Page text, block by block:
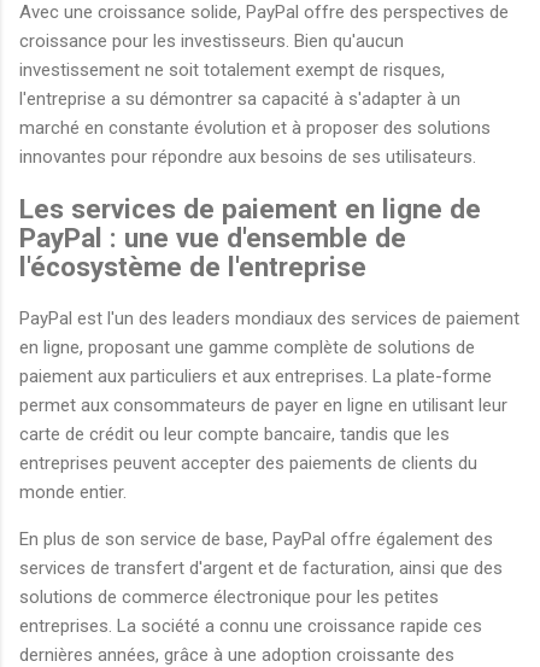
Avec une croissance solide, PayPal offre des perspectives de
croissance pour les investisseurs. Bien qu'aucun
investissement ne soit totalement exempt de risques,
l'entreprise a su démontrer sa capacité à s'adapter à un
marché en constante évolution et à proposer des solutions
innovantes pour répondre aux besoins de ses utilisateurs.
Les services de paiement en ligne de
PayPal : une vue d'ensemble de
l'écosystème de l'entreprise
PayPal est l'un des leaders mondiaux des services de paiement
en ligne, proposant une gamme complète de solutions de
paiement aux particuliers et aux entreprises. La plate-forme
permet aux consommateurs de payer en ligne en utilisant leur
carte de crédit ou leur compte bancaire, tandis que les
entreprises peuvent accepter des paiements de clients du
monde entier.
En plus de son service de base, PayPal offre également des
services de transfert d'argent et de facturation, ainsi que des
solutions de commerce électronique pour les petites
entreprises. La société a connu une croissance rapide ces
dernières années, grâce à une adoption croissante des